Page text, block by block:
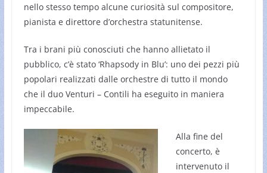
nello stesso tempo alcune curiosità sul compositore,
pianista e direttore d’orchestra statunitense.
Tra i brani più conosciuti che hanno allietato il
pubblico, c’è stato ‘Rhapsody in Blu’: uno dei pezzi più
popolari realizzati dalle orchestre di tutto il mondo
che il duo Venturi – Contili ha eseguito in maniera
impeccabile.
Alla fine del
concerto, è
intervenuto il